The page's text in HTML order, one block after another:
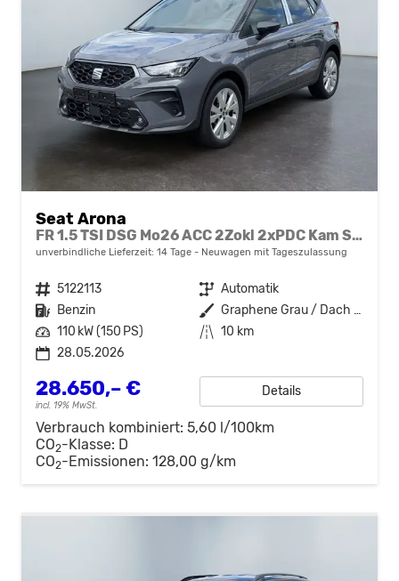
Seat Arona
FR 1.5 TSI DSG Mo26 ACC 2Zokl 2xPDC Kam SHZ Full Link
unverbindliche Lieferzeit: 14 Tage Neuwagen mit Tageszulassung
Fahrzeugnr. 5122113 Getriebe Automatik
Kraftstoff Benzin Außenfarbe
Graphene Grau / Dach Schwarz
Leistung 110 kW (150 PS) Kilometerstand 10 km
28.05.2026
28.650,– €
incl. 19% MwSt.
Details
Verbrauch kombiniert: 5,60 l/100km
CO2-Klasse: D
CO2-Emissionen: 128,00 g/km